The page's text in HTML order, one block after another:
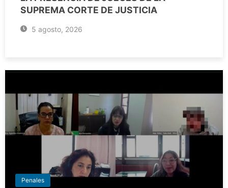
SUPREMA CORTE DE JUSTICIA
5 agosto, 2026
Penales